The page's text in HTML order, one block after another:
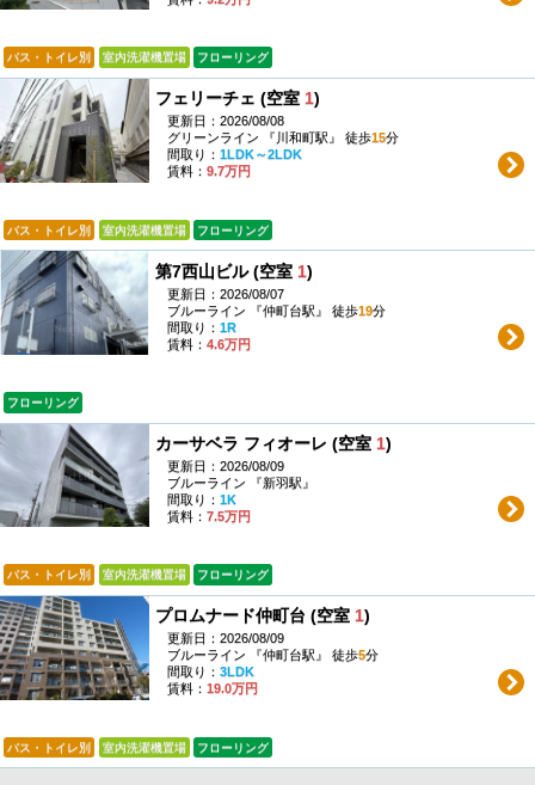
バス・トイレ別 室内洗濯機置場 フローリング
フェリーチェ (空室 1)
更新日：2026/08/08
グリーンライン 『川和町駅』 徒歩15分
間取り： 1LDK～2LDK
賃料： 9.7万円
バス・トイレ別 室内洗濯機置場 フローリング
第7西山ビル (空室 1)
更新日：2026/08/07
ブルーライン 『仲町台駅』 徒歩19分
間取り： 1R
賃料： 4.6万円
フローリング
カーサベラ フィオーレ (空室 1)
更新日：2026/08/09
ブルーライン 『新羽駅』
間取り： 1K
賃料： 7.5万円
バス・トイレ別 室内洗濯機置場 フローリング
プロムナード仲町台 (空室 1)
更新日：2026/08/09
ブルーライン 『仲町台駅』 徒歩5分
間取り： 3LDK
賃料： 19.0万円
バス・トイレ別 室内洗濯機置場 フローリング